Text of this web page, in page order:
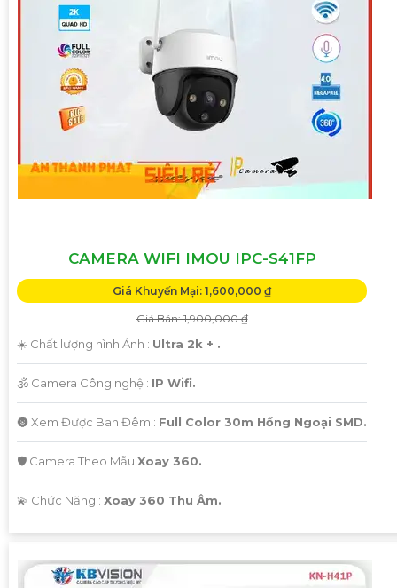
CAMERA WIFI IMOU IPC-S41FP
Giá Khuyến Mại: 1,600,000 ₫
Giá Bán: 1,900,000 ₫
☀️ Chất lượng hình Ảnh : Ultra 2k + .
🕉️ Camera Công nghệ : IP Wifi.
🌚 Xem Được Ban Đêm : Full Color 30m Hồng Ngoại SMD.
🛡 Camera Theo Mẫu Xoay 360.
️💫 Chức Năng : Xoay 360 Thu Âm.